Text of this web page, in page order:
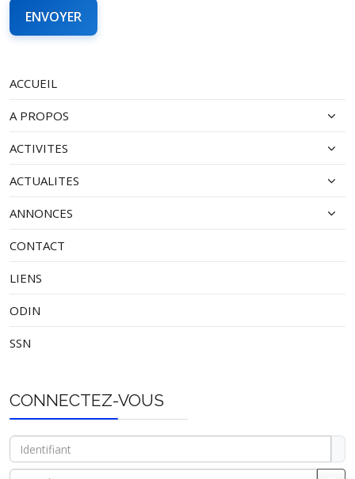
ACCUEIL
A PROPOS
ACTIVITES
ACTUALITES
ANNONCES
CONTACT
LIENS
ODIN
SSN
CONNECTEZ-VOUS
Identifiant
Mot de passe